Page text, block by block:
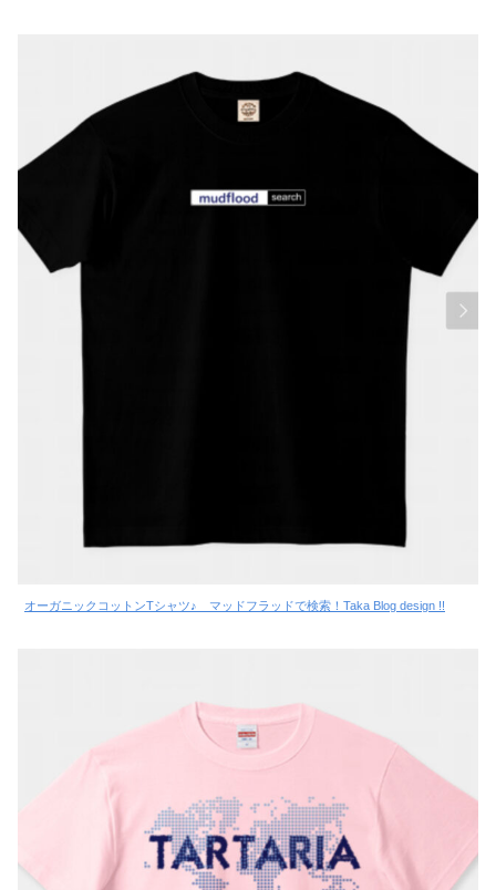
オーガニックコットンTシャツ♪ マッドフラッドで検索！Taka Blog design !!